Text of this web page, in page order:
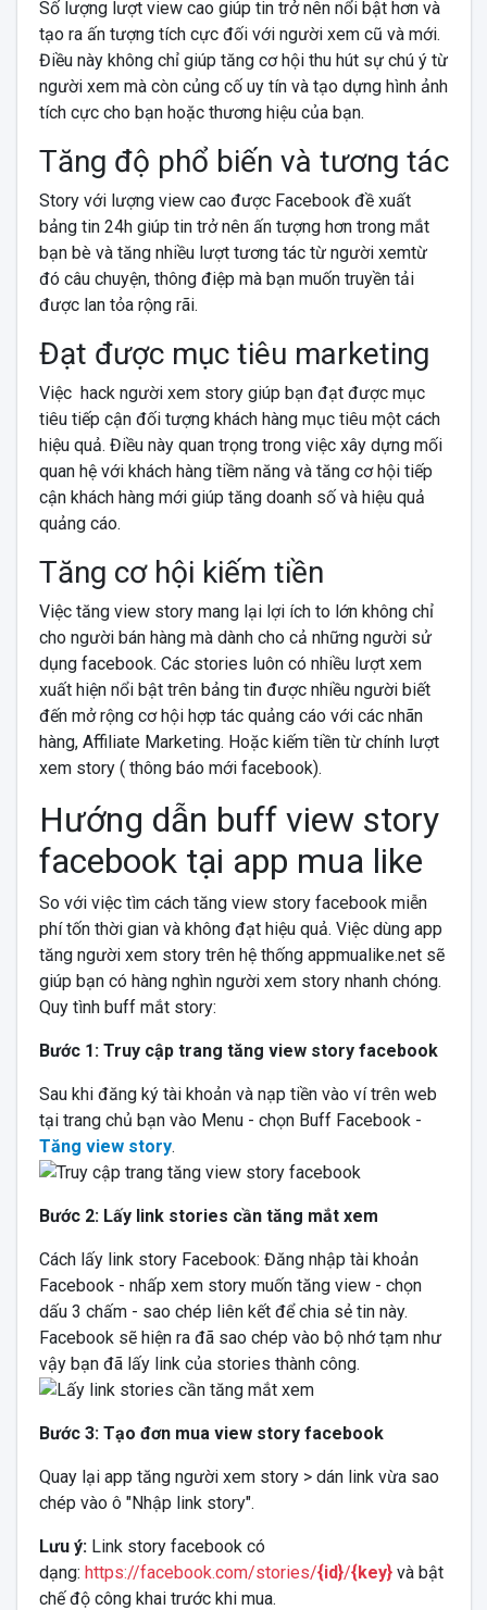
Số lượng lượt view cao giúp tin trở nên nổi bật hơn và
tạo ra ấn tượng tích cực đối với người xem cũ và mới.
Điều này không chỉ giúp tăng cơ hội thu hút sự chú ý từ
người xem mà còn củng cố uy tín và tạo dựng hình ảnh
tích cực cho bạn hoặc thương hiệu của bạn.
Tăng độ phổ biến và tương tác
Story với lượng view cao được Facebook đề xuất
bảng tin 24h giúp tin trở nên ấn tượng hơn trong mắt
bạn bè và tăng nhiều lượt tương tác từ người xemtừ
đó câu chuyện, thông điệp mà bạn muốn truyền tải
được lan tỏa rộng rãi.
Đạt được mục tiêu marketing
Việc hack người xem story giúp bạn đạt được mục
tiêu tiếp cận đối tượng khách hàng mục tiêu một cách
hiệu quả. Điều này quan trọng trong việc xây dựng mối
quan hệ với khách hàng tiềm năng và tăng cơ hội tiếp
cận khách hàng mới giúp tăng doanh số và hiệu quả
quảng cáo.
Tăng cơ hội kiếm tiền
Việc tăng view story mang lại lợi ích to lớn không chỉ
cho người bán hàng mà dành cho cả những người sử
dụng facebook. Các stories luôn có nhiều lượt xem
xuất hiện nổi bật trên bảng tin được nhiều người biết
đến mở rộng cơ hội hợp tác quảng cáo với các nhãn
hàng, Affiliate Marketing. Hoặc kiếm tiền từ chính lượt
xem story ( thông báo mới facebook).
Hướng dẫn buff view story
facebook tại app mua like
So với việc tìm cách tăng view story facebook miễn
phí tốn thời gian và không đạt hiệu quả. Việc dùng app
tăng người xem story trên hệ thống appmualike.net sẽ
giúp bạn có hàng nghìn người xem story nhanh chóng.
Quy tình buff mắt story:
Bước 1: Truy cập trang tăng view story facebook
Sau khi đăng ký tài khoản và nạp tiền vào ví trên web
tại trang chủ bạn vào Menu - chọn Buff Facebook -
Tăng view story.
Bước 2: Lấy link stories cần tăng mắt xem
Cách lấy link story Facebook: Đăng nhập tài khoản
Facebook - nhấp xem story muốn tăng view - chọn
dấu 3 chấm - sao chép liên kết để chia sẻ tin này.
Facebook sẽ hiện ra đã sao chép vào bộ nhớ tạm như
vậy bạn đã lấy link của stories thành công.
Bước 3: Tạo đơn mua view story facebook
Quay lại app tăng người xem story > dán link vừa sao
chép vào ô "Nhập link story".
Lưu ý:Link story facebook có
dạng: https://facebook.com/stories/{id}/{key}và bật
chế độ công khai trước khi mua.